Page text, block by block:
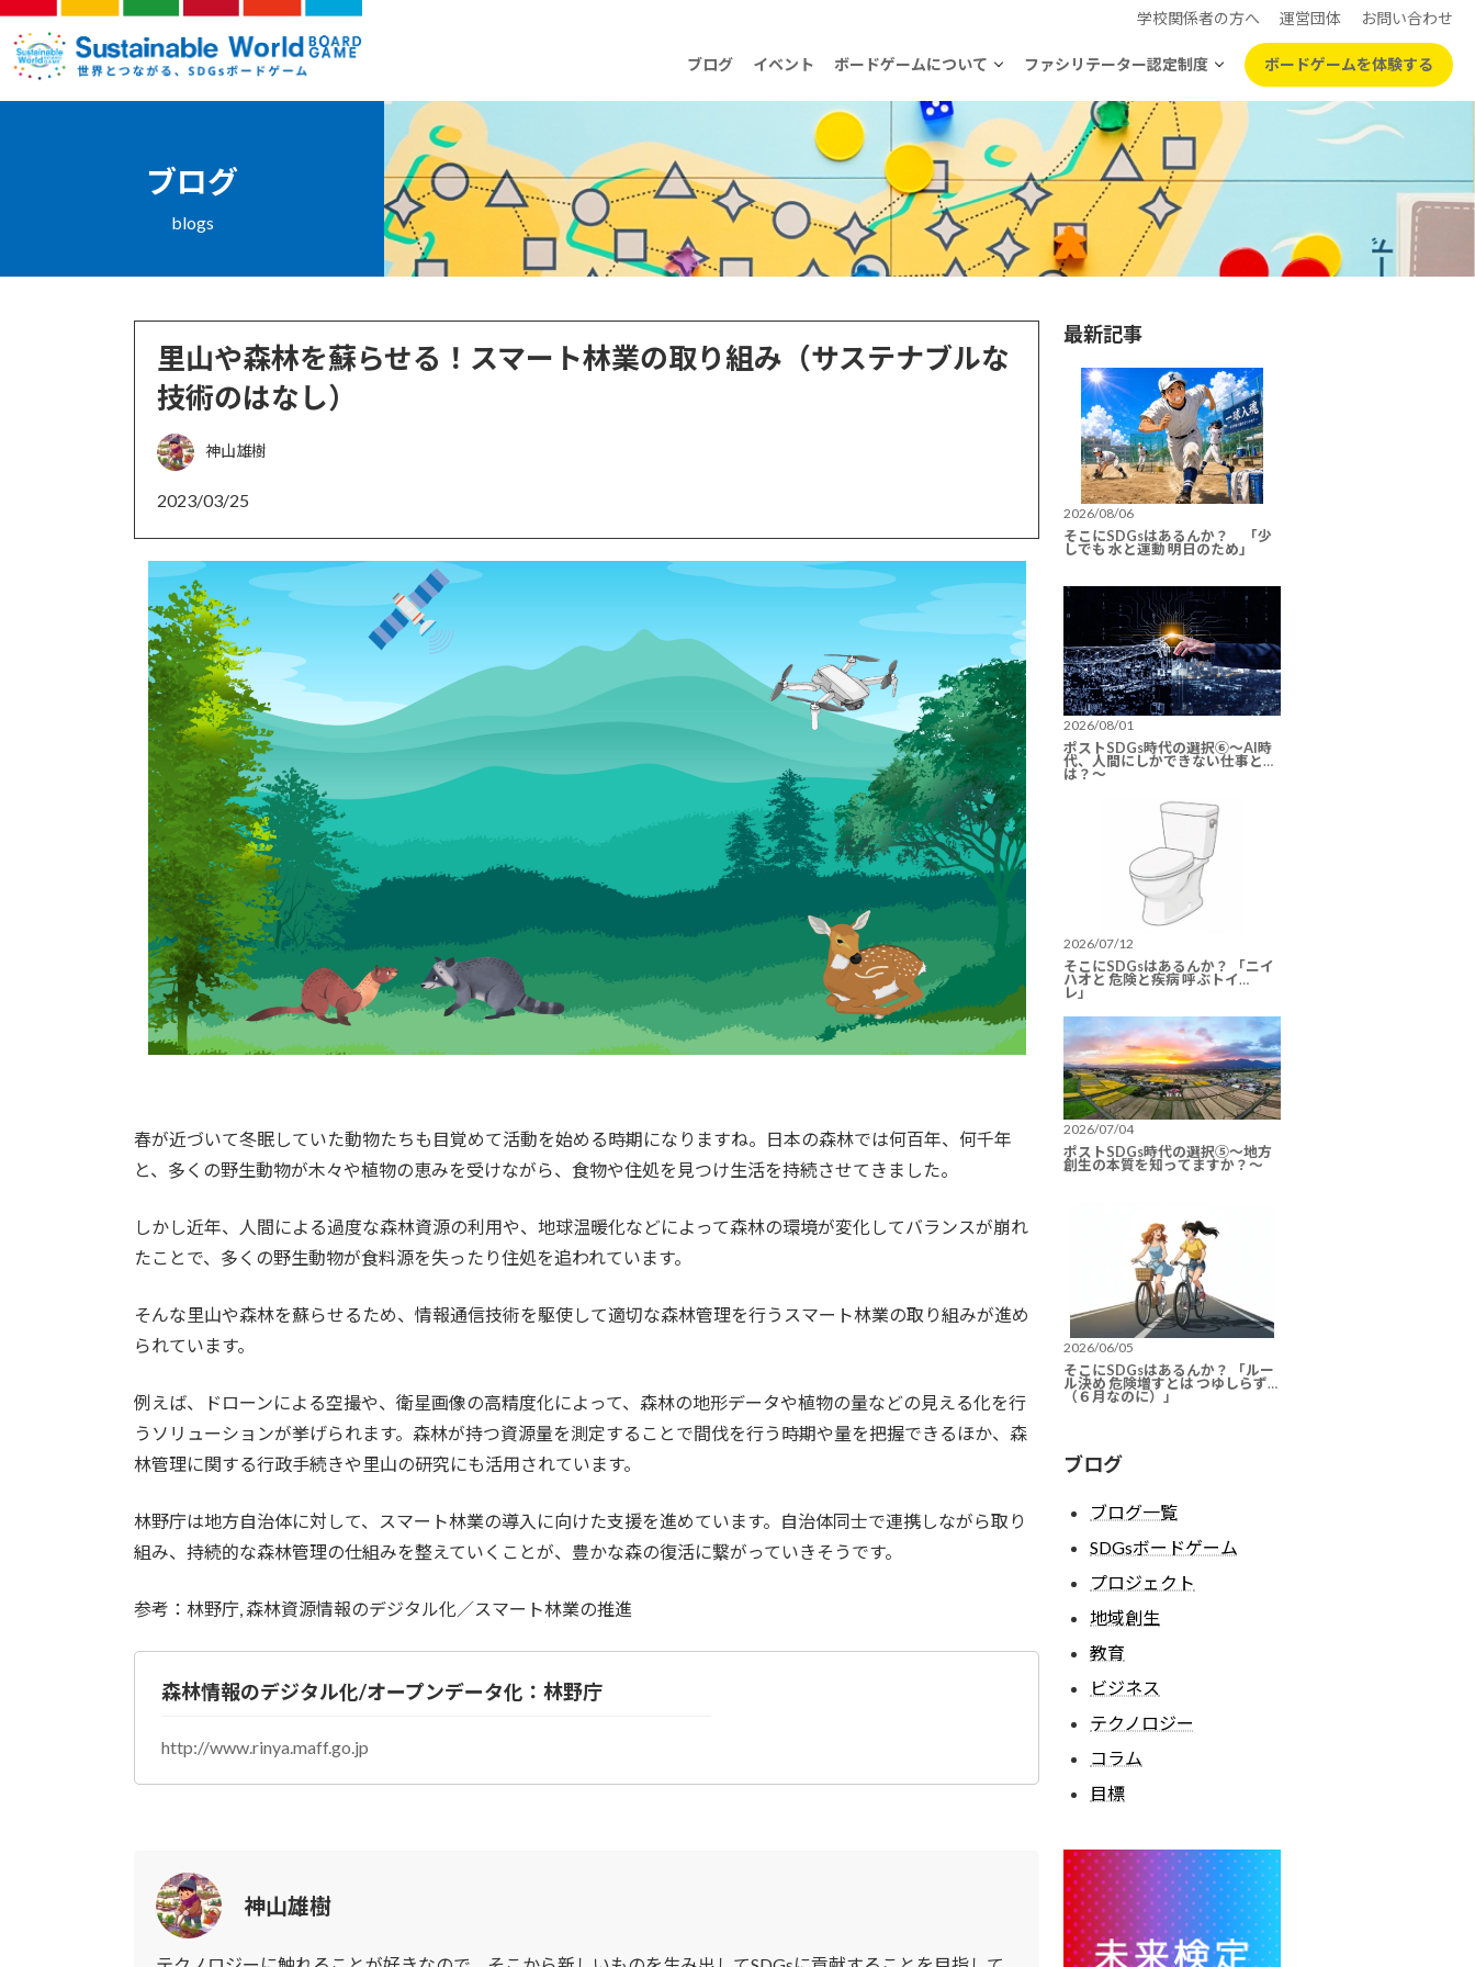
コ
ン
テ
ナ
ビ
ゲ
学校関係者の方へ 運営団体 お問い合わせ
ブログ イベント ボードゲームについて ファシリテーター認定制度 ボードゲームを体験する
ブログ
ブログ
blogs
里山や森林を蘇らせる！スマート林業の取り組み（サステナブルな
技術のはなし）
神山雄樹
2023/03/25
春が近づいて冬眠していた動物たちも目覚めて活動を始める時期になりますね。日本の森林では何百年、何千年
と、多くの野生動物が木々や植物の恵みを受けながら、食物や住処を見つけ生活を持続させてきました。
しかし近年、人間による過度な森林資源の利用や、地球温暖化などによって森林の環境が変化してバランスが崩れ
たことで、多くの野生動物が食料源を失ったり住処を追われています。
そんな里山や森林を蘇らせるため、情報通信技術を駆使して適切な森林管理を行うスマート林業の取り組みが進め
られています。
例えば、ドローンによる空撮や、衛星画像の高精度化によって、森林の地形データや植物の量などの見える化を行
うソリューションが挙げられます。森林が持つ資源量を測定することで間伐を行う時期や量を把握できるほか、森
林管理に関する行政手続きや里山の研究にも活用されています。
林野庁は地方自治体に対して、スマート林業の導入に向けた支援を進めています。自治体同士で連携しながら取り
組み、持続的な森林管理の仕組みを整えていくことが、豊かな森の復活に繋がっていきそうです。
参考：林野庁, 森林資源情報のデジタル化／スマート林業の推進
森林情報のデジタル化/オープンデータ化：林野庁
http://www.rinya.maff.go.jp
神山雄樹
最新記事
2026/08/06
そこにSDGsはあるんか？ 「少
しでも 水と運動 明日のため」
2026/08/01
ポストSDGs時代の選択⑥〜AI時
代、人間にしかできない仕事と
は？〜
2026/07/12
そこにSDGsはあるんか？ 「ニイ
ハオと 危険と疾病 呼ぶトイ
レ」
2026/07/04
ポストSDGs時代の選択⑤〜地方
創生の本質を知ってますか？〜
2026/06/05
そこにSDGsはあるんか？ 「ルー
ル決め 危険増すとは つゆしらず
（６月なのに）」
ブログ
ブログ一覧
SDGsボードゲーム
プロジェクト
地域創生
教育
ビジネス
テクノロジー
コラム
目標